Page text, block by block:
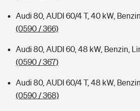
Audi 80, AUDI 60/4 T, 40 kW,
(0590 / 366)
Audi 80, AUDI 60, 48 kW, Benzin,
(0590 / 367)
Audi 80, AUDI 60/4 T, 48 kW,
(0590 / 368)